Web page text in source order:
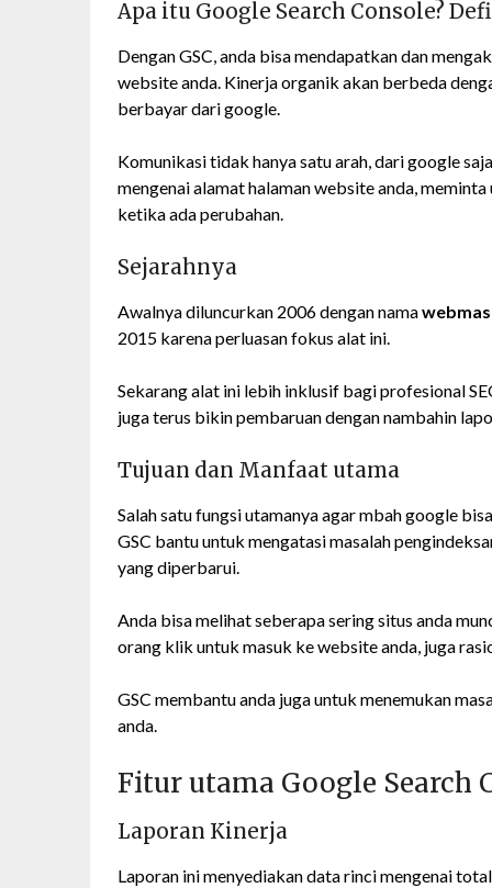
Apa itu Google Search Console?
Dengan GSC, anda bisa mendapatkan dan
website anda. Kinerja organik akan berbeda
berbayar dari google.
Komunikasi tidak hanya satu arah, dari google
mengenai alamat halaman website anda,
ketika ada perubahan.
Sejarahnya
Awalnya diluncurkan 2006 dengan nama
2015 karena perluasan fokus alat ini.
Sekarang alat ini lebih inklusif bagi profesional
juga terus bikin pembaruan dengan nambahin
Tujuan dan Manfaat utama
Salah satu fungsi utamanya agar mbah google
GSC bantu untuk mengatasi masalah
yang diperbarui.
Anda bisa melihat seberapa sering situs anda
orang klik untuk masuk ke website anda, juga
GSC membantu anda juga untuk menemukan
anda.
Fitur utama Google Search
Laporan Kinerja
Laporan ini menyediakan data rinci mengenai